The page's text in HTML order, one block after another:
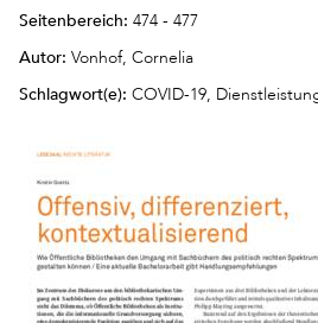
Seitenbereich: 474 - 477
Autor: Vonhof, Cornelia
Schlagwort(e): COVID-19,